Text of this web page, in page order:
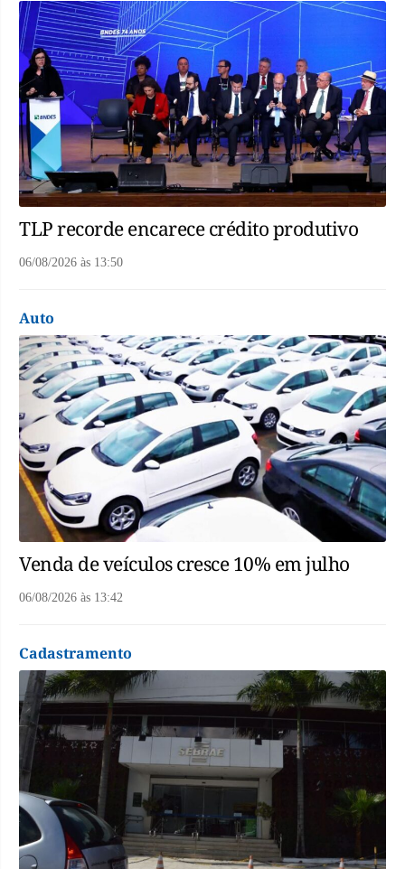
TLP recorde encarece crédito produtivo
06/08/2026 às 13:50
Auto
Venda de veículos cresce 10% em julho
06/08/2026 às 13:42
Cadastramento